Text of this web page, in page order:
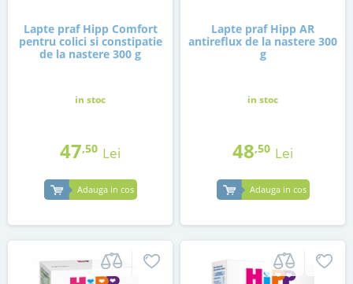
Lapte praf Hipp Comfort
pentru colici si constipatie
de la nastere 300 g
in stoc
47,50 Lei
Adauga in cos
Lapte praf Hipp AR
antireflux de la nastere 300
g
in stoc
48,50 Lei
Adauga in cos